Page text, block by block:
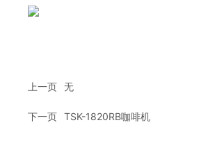
上一页 无
下一页 TSK-1820RB咖啡机